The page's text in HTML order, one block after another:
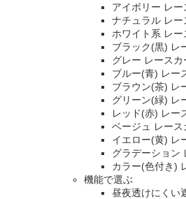
アイボリー レー
ナチュラル レー
ホワイト系 レー
ブラック(黒) レ
グレー レースカ
ブルー(青) レー
ブラウン(茶) レ
グリーン(緑) レ
レッド(赤) レー
ベージュ レース
イエロー(黄) レ
グラデーション
カラー(色付き)
機能で選ぶ
昼夜透けにくい